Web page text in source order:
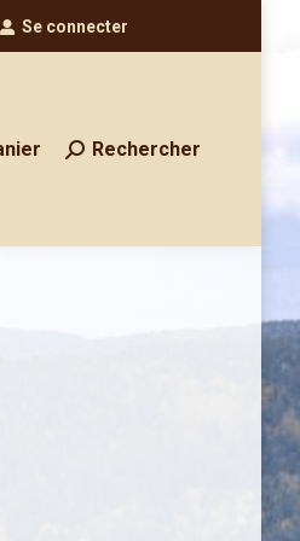
Se connecter
Recherche
Rechercher